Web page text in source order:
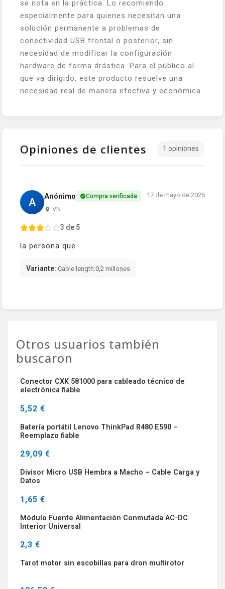
se nota en la práctica. Lo recomiendo
especialmente para quienes necesitan una
solución permanente a problemas de
conectividad USB frontal o posterior, sin
necesidad de modificar la configuración
hardware de forma drástica. Para el público al
que va dirigido, este producto resuelve una
necesidad real de manera efectiva y económica.
Opiniones de clientes 1 opiniones
A Anónimo Compra verificada
VN
17 de mayo de 2025
3 de 5
la persona que
Variante: Cable length:0,2 millones
Otros usuarios también
buscaron
Conector CXK 581000 para cableado técnico de
electrónica fiable
5,52 €
Batería portátil Lenovo ThinkPad R480 E590 –
Reemplazo fiable
29,09 €
Divisor Micro USB Hembra a Macho – Cable Carga y
Datos
1,65 €
Módulo Fuente Alimentación Conmutada AC-DC
Interior Universal
2,3 €
Tarot motor sin escobillas para dron multirotor